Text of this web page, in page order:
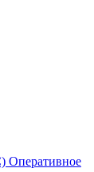
Оперативное